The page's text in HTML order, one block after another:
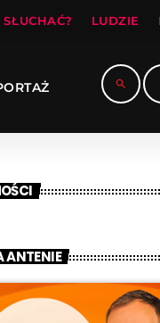
LUDZIE
search
ANTENIE